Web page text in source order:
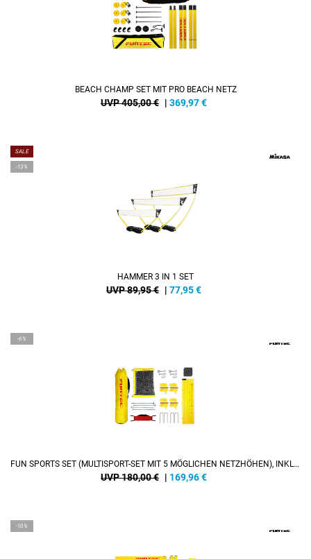
BEACH CHAMP SET MIT PRO BEACH NETZ
UVP 405,00 € | 369,97€
SALE
-13%
HAMMER 3 IN 1 SET
UVP 89,95 € | 77,95€
-6%
FUN SPORTS SET (MULTISPORT-SET MIT 5 MÖGLICHEN NETZHÖHEN), INKL. SPIELFELDMARKIERUNG
UVP 180,00 € | 169,96€
-10%